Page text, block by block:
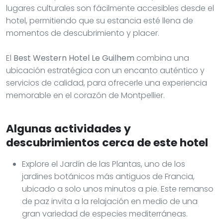
lugares culturales son fácilmente accesibles desde el
hotel, permitiendo que su estancia esté llena de
momentos de descubrimiento y placer.
El Best Western Hotel Le Guilhem combina una
ubicación estratégica con un encanto auténtico y
servicios de calidad, para ofrecerle una experiencia
memorable en el corazón de Montpellier.
Algunas actividades y
descubrimientos cerca de este hotel
Explore el Jardín de las Plantas, uno de los
jardines botánicos más antiguos de Francia,
ubicado a solo unos minutos a pie. Este remanso
de paz invita a la relajación en medio de una
gran variedad de especies mediterráneas.